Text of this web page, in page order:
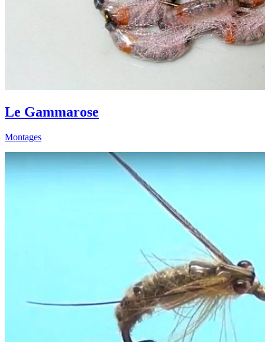
Le Gammarose
Montages